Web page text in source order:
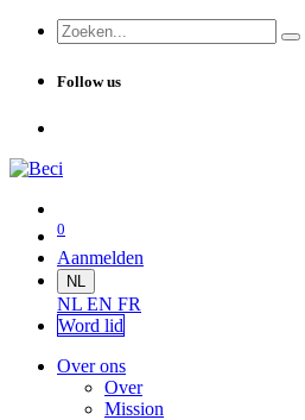
Follow us
0
Aanmelden
NL
NL EN FR
Word lid
Over ons
Over
Mission